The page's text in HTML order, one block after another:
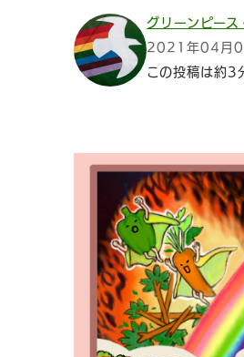
グリーンピース
2021年04月
この投稿は約3